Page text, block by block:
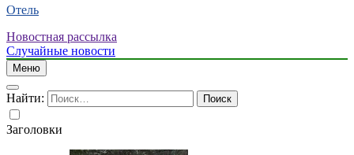
Отель
Новостная рассылка
Случайные новости
Меню
Найти:
Заголовки